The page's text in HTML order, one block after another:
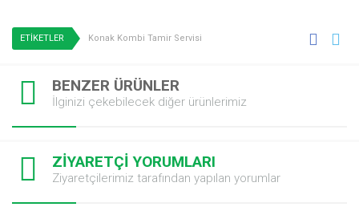
ETİKETLER Konak Kombi Tamir Servisi
BENZER ÜRÜNLER
İlginizi çekebilecek diğer ürünlerimiz
ZİYARETÇİ YORUMLARI
Ziyaretçilerimiz tarafından yapılan yorumlar